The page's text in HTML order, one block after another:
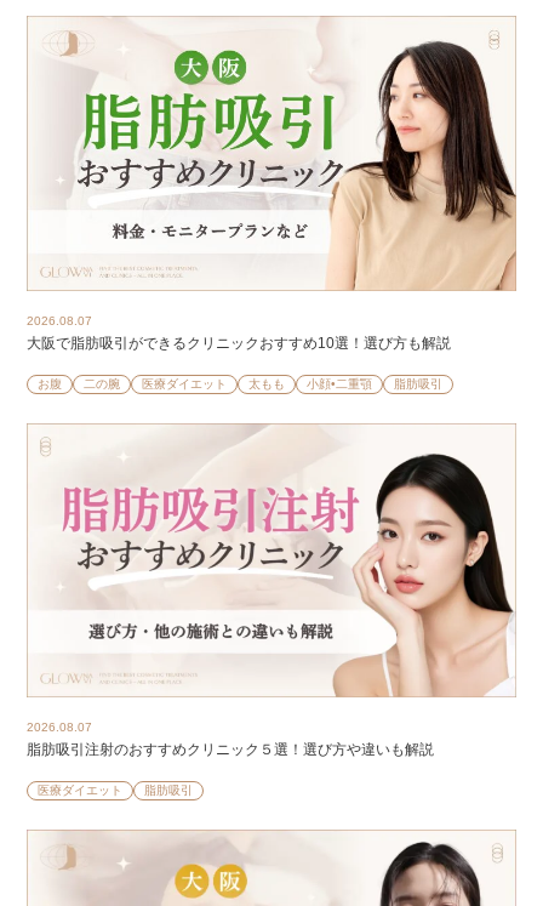
2026.08.07
大阪で脂肪吸引ができるクリニックおすすめ10選！選び方も解説
お腹 二の腕 医療ダイエット 太もも 小顔•二重顎 脂肪吸引
2026.08.07
脂肪吸引注射のおすすめクリニック５選！選び方や違いも解説
医療ダイエット 脂肪吸引